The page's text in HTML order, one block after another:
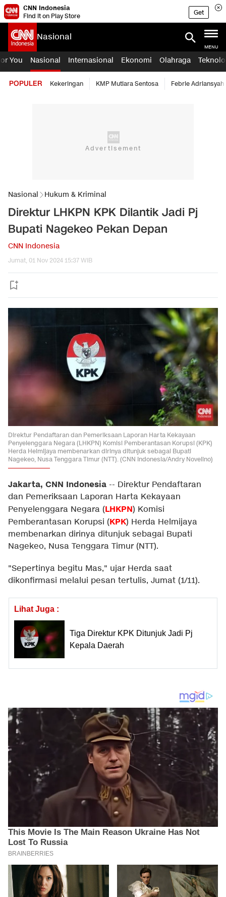
CNN Indonesia
Find it on Play Store
Get
Nasional
MENU
You Nasional Internasional Ekonomi Olahraga
POPULER Kekeringan KMP Mutiara Sentosa Febrie Adriansyah
Nasional Hukum & Kriminal
Direktur LHKPN KPK Dilantik Jadi Pj
Bupati Nagekeo Pekan Depan
CNN Indonesia
Jumat, 01 Nov 2024 15:37 WIB
Direktur Pendaftaran dan Pemeriksaan Laporan Harta Kekayaan
Penyelenggara Negara (LHKPN) Komisi Pemberantasan Korupsi (KPK)
Herda Helmijaya membenarkan dirinya ditunjuk sebagai Bupati
Nagekeo, Nusa Tenggara Timur (NTT). (CNN Indonesia/Andry Novelino)
Jakarta, CNN Indonesia -- Direktur Pendaftaran
dan Pemeriksaan Laporan Harta Kekayaan
Penyelenggara Negara (LHKPN) Komisi
Pemberantasan Korupsi (KPK) Herda Helmijaya
membenarkan dirinya ditunjuk sebagai Bupati
Nagekeo, Nusa Tenggara Timur (NTT).
"Sepertinya begitu Mas," ujar Herda saat
dikonfirmasi melalui pesan tertulis, Jumat (1/11).
Lihat Juga :
Tiga Direktur KPK Ditunjuk Jadi Pj
Kepala Daerah